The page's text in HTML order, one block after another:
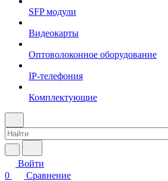
SFP модули
Видеокарты
Оптоволоконное оборудование
IP-телефония
Комплектующие
Войти
0
Сравнение